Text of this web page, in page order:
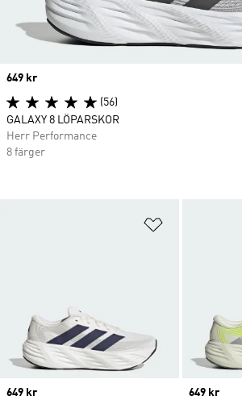
Price
649 kr
Price
649 kr
Price
649 kr
(56)
GALAXY 8 LÖPARSKOR
Herr Performance
8 färger